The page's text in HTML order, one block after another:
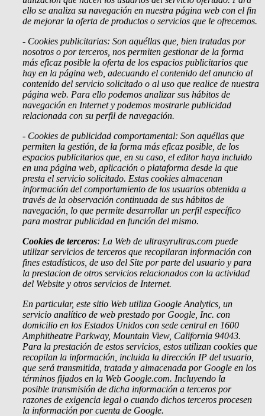
ello se analiza su navegación en nuestra página web con el fin
de mejorar la oferta de productos o servicios que le ofrecemos.
- Cookies publicitarias: Son aquéllas que, bien tratadas por
nosotros o por terceros, nos permiten gestionar de la forma
más eficaz posible la oferta de los espacios publicitarios que
hay en la página web, adecuando el contenido del anuncio al
contenido del servicio solicitado o al uso que realice de nuestra
página web. Para ello podemos analizar sus hábitos de
navegación en Internet y podemos mostrarle publicidad
relacionada con su perfil de navegación.
- Cookies de publicidad comportamental: Son aquéllas que
permiten la gestión, de la forma más eficaz posible, de los
espacios publicitarios que, en su caso, el editor haya incluido
en una página web, aplicación o plataforma desde la que
presta el servicio solicitado. Estas cookies almacenan
información del comportamiento de los usuarios obtenida a
través de la observación continuada de sus hábitos de
navegación, lo que permite desarrollar un perfil específico
para mostrar publicidad en función del mismo.
Cookies de terceros: La Web de ultrasyrultras.com puede
utilizar servicios de terceros que recopilaran información con
fines estadísticos, de uso del Site por parte del usuario y para
la prestacion de otros servicios relacionados con la actividad
del Website y otros servicios de Internet.
En particular, este sitio Web utiliza Google Analytics, un
servicio analítico de web prestado por Google, Inc. con
domicilio en los Estados Unidos con sede central en 1600
Amphitheatre Parkway, Mountain View, California 94043.
Para la prestación de estos servicios, estos utilizan cookies que
recopilan la información, incluida la dirección IP del usuario,
que será transmitida, tratada y almacenada por Google en los
términos fijados en la Web Google.com. Incluyendo la
posible transmisión de dicha información a terceros por
razones de exigencia legal o cuando dichos terceros procesen
la información por cuenta de Google.